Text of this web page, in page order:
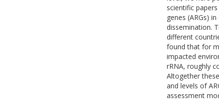
scientific
genes (ARGs)
dissemination.
different
found that for
impacted
rRNA, roughly
Altogether
and levels of
assessment